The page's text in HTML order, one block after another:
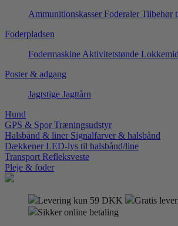
Ammunitionskasser Foderaler Tilbehør
Foderpladsen
Fodermaskine Aktivitetstønde
Poster & adgang
Jagtstige Jagttårn
Hund
GPS & Spor Træningsudstyr
Halsbånd & liner Signalfarver & halsbånd
Dækkener LED-lys til halsbånd/line
Transport Refleksveste
Pleje & foder
Levering kun 59 DKK
Gratis
Sikker online betaling